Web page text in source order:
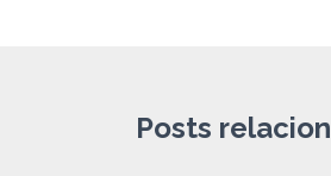
Posts